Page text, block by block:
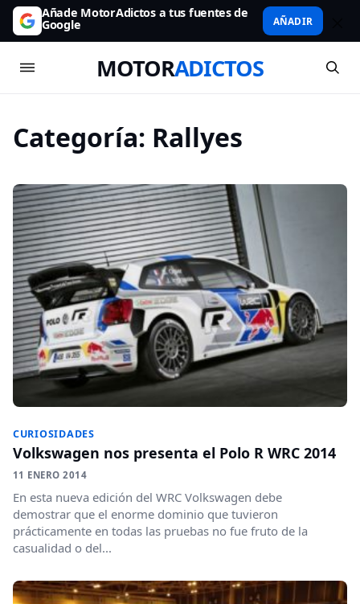
Añade MotorAdictos a tus fuentes de
Google AÑADIR
MOTORADICTOS
Categoría: Rallyes
CURIOSIDADES
Volkswagen nos presenta el Polo R WRC 2014
11 ENERO 2014
En esta nueva edición del WRC Volkswagen debe
demostrar que el enorme dominio que tuvieron
prácticamente en todas las pruebas no fue fruto de la
casualidad o del...